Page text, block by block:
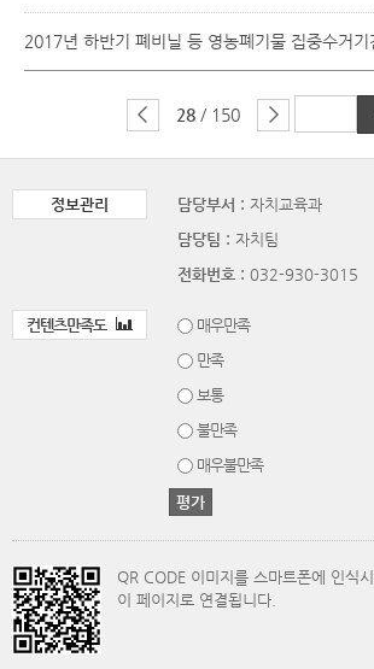
28 / 150
정보관리 담당부서 : 자치교육과
담당팀 : 자치팀
전화번호 : 032-930-3015
컨텐츠만족도
매우만족
만족
보통
불만족
매우불만족
QR CODE 이미지를 스마트폰에 인식
이 페이지로 연결됩니다.